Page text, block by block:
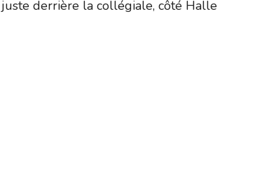
derrière la collégiale, côté Halle